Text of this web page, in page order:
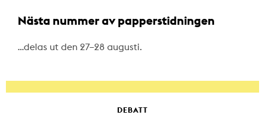
Nästa nummer av papperstidningen
…delas ut den 27–28 augusti.
DEBATT